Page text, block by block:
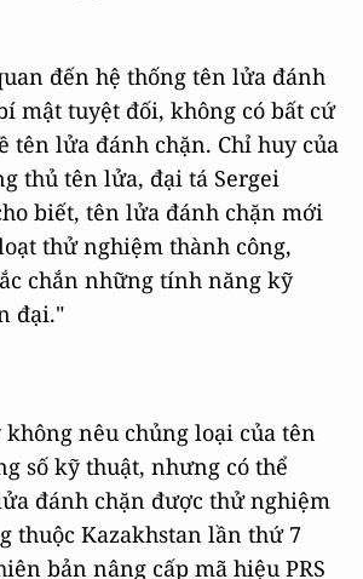
đến hệ thống tên lửa đánh
mật tuyệt đối, không có bất cứ
tên lửa đánh chặn. Chỉ huy của
thủ tên lửa, đại tá Sergei
biết, tên lửa đánh chặn mới
thử nghiệm thành công,
chắn những tính năng kỹ
đại."
nêu chủng loại của tên
số kỹ thuật, nhưng có thể
đánh chặn được thử nghiệm
thuộc Kazakhstan lần thứ 7
bản nâng cấp mã hiệu PRS